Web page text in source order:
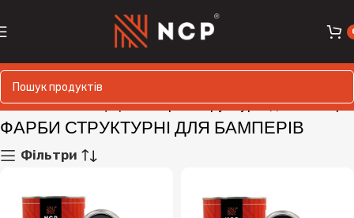
Автомобільна фарба Фарби структурні для бамперів
ФАРБИ СТРУКТУРНІ ДЛЯ БАМПЕРІВ
Фільтри